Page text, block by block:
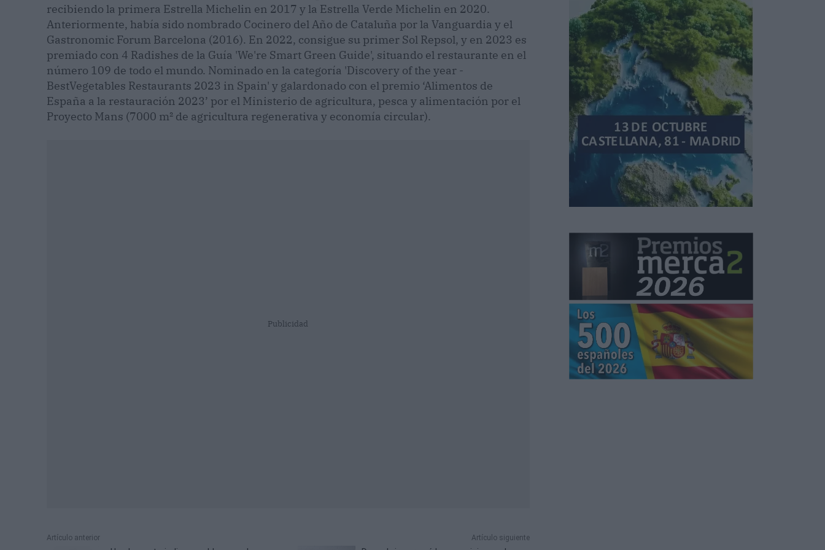
recibiendo la primera Estrella Michelin en 2017 y la Estrella Verde Michelin en 2020.
Anteriormente, había sido nombrado Cocinero del Año de Cataluña por la Vanguardia y el
Gastronomic Forum Barcelona (2016). En 2022, consigue su primer Sol Repsol, y en 2023 es
premiado con 4 Radishes de la Guía 'We're Smart Green Guide', situando el restaurante en el
número 109 de todo el mundo. Nominado en la categoría 'Discovery of the year -
BestVegetables Restaurants 2023 in Spain' y galardonado con el premio ‘Alimentos de
España a la restauración 2023’ por el Ministerio de agricultura, pesca y alimentación por el
Proyecto Mans (7000 m² de agricultura regenerativa y economía circular).
Publicidad
Artículo anterior Artículo siguiente